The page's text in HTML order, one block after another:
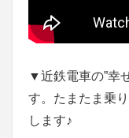
▼近鉄電車の”幸
す。たまたま乗
します♪